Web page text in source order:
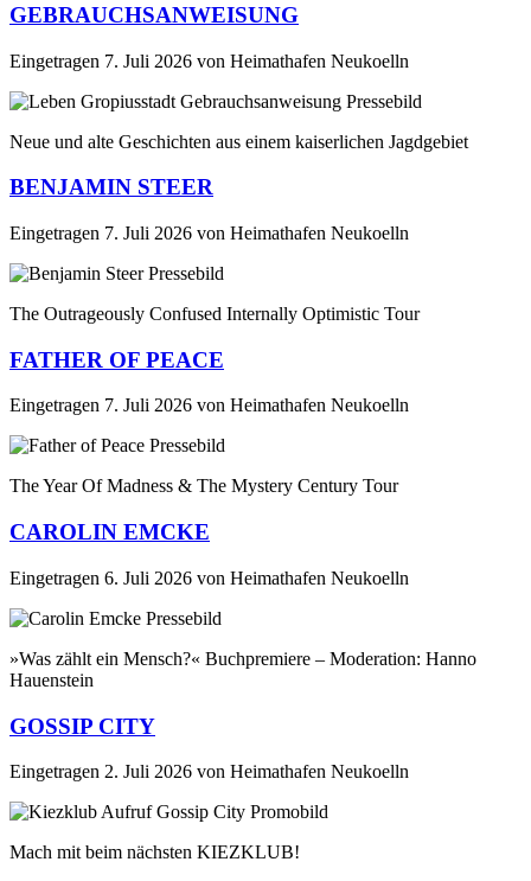
GEBRAUCHSANWEISUNG
Eingetragen 7. Juli 2026 von Heimathafen Neukoelln
Neue und alte Geschichten aus einem kaiserlichen Jagdgebiet
BENJAMIN STEER
Eingetragen 7. Juli 2026 von Heimathafen Neukoelln
The Outrageously Confused Internally Optimistic Tour
FATHER OF PEACE
Eingetragen 7. Juli 2026 von Heimathafen Neukoelln
The Year Of Madness & The Mystery Century Tour
CAROLIN EMCKE
Eingetragen 6. Juli 2026 von Heimathafen Neukoelln
»Was zählt ein Mensch?« Buchpremiere – Moderation: Hanno
Hauenstein
GOSSIP CITY
Eingetragen 2. Juli 2026 von Heimathafen Neukoelln
Mach mit beim nächsten KIEZKLUB!